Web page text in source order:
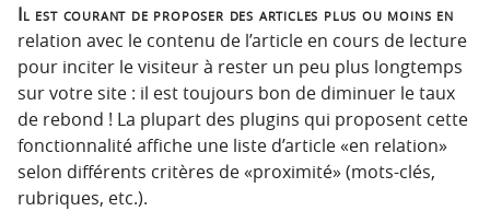
i
p
a
l
e
Il est courant de proposer des articles plus ou moins en
relation avec le contenu de l’article en cours de lecture
pour inciter le visiteur à rester un peu plus longtemps
sur votre site : il est toujours bon de diminuer le taux
de rebond ! La plupart des plugins qui proposent cette
fonctionnalité affiche une liste d’article «en relation»
selon différents critères de «proximité» (mots-clés,
rubriques, etc.).